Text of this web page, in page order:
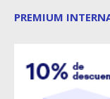
PREMIUM